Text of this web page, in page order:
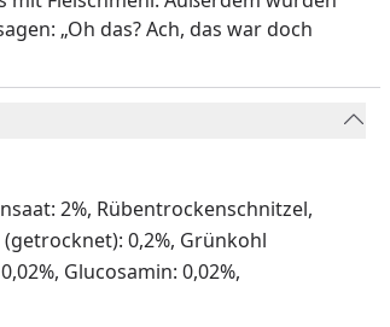
„Oh das? Ach, das war doch
2%, Rübentrockenschnitzel,
0,2%, Grünkohl
Glucosamin: 0,02%,